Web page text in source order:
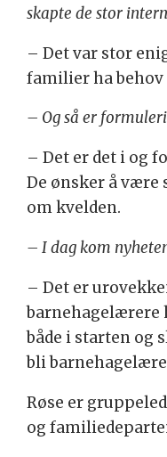
skapte de stor
– Det var stor
familier ha
– Og så er
– Det er det i og
De ønsker å være
om kvelden.
– I dag kom
– Det er
barnehagelærere
både i starten og
bli
Røse er
og